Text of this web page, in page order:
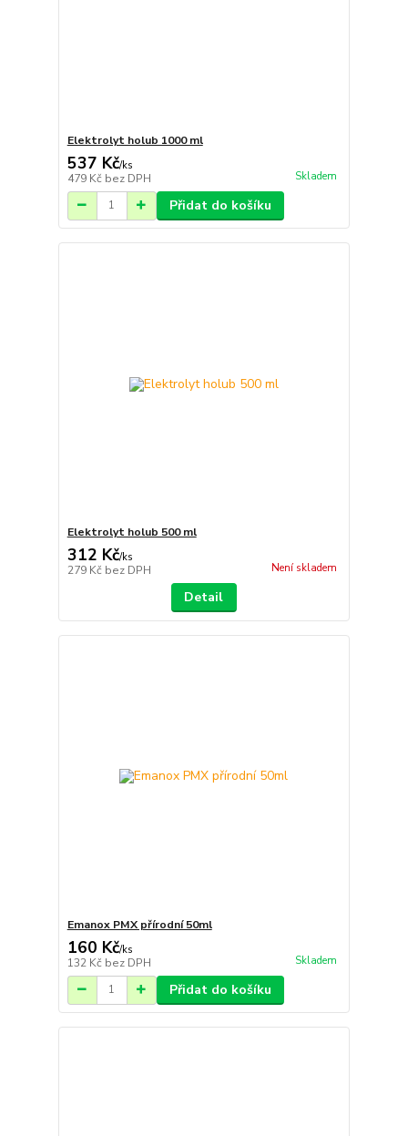
Elektrolyt holub 1000 ml
537 Kč/ks
479 Kč bez DPH Skladem
Přidat do košíku
Elektrolyt holub 500 ml
312 Kč/ks
279 Kč bez DPH Není skladem
Detail
Emanox PMX přírodní 50ml
160 Kč/ks
132 Kč bez DPH Skladem
Přidat do košíku